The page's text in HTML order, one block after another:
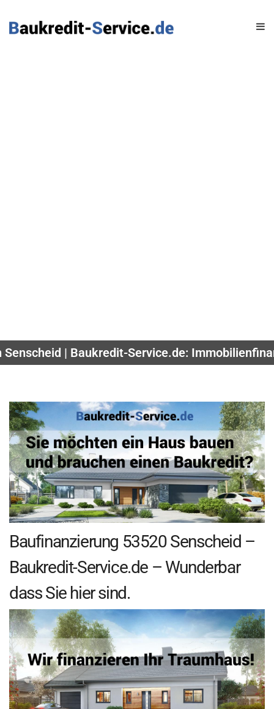
| Baukredit-Service.de:
Baufinanzierung 53520 Senscheid –
Baukredit-Service.de – Wunderbar
dass Sie hier sind.